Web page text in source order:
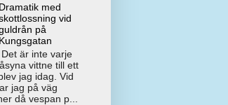
Dramatik med
vid
på
Kungsgatan
Det är inte varje
vittne till ett
jag idag. Vid
jag på väg
då vespan p...